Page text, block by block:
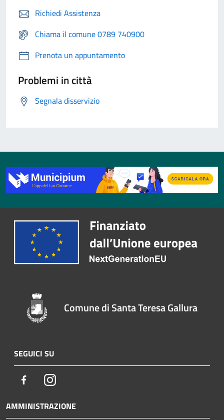
Richiedi Assistenza
Chiama il comune 0789 740900
Prenota un appuntamento
Problemi in città
Segnala disservizio
Comune di Santa Teresa Gallura
SEGUICI SU
FacebookInstagram
AMMINISTRAZIONE